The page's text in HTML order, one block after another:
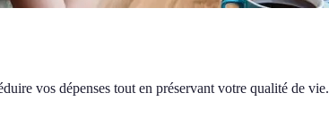
vos dépenses tout en préservant votre qualité de vie.